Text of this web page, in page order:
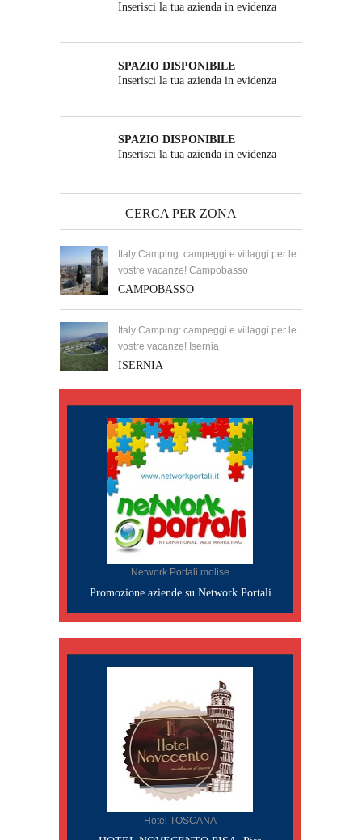
Inserisci la tua azienda in evidenza
SPAZIO DISPONIBILE
Inserisci la tua azienda in evidenza
SPAZIO DISPONIBILE
Inserisci la tua azienda in evidenza
CERCA PER ZONA
Italy Camping: campeggi e villaggi per le
vostre vacanze! Campobasso
CAMPOBASSO
Italy Camping: campeggi e villaggi per le
vostre vacanze! Isernia
ISERNIA
Network Portali molise
Promozione aziende su Network Portali
Hotel TOSCANA